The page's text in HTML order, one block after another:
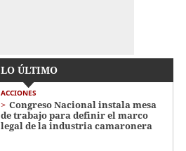
LO ÚLTIMO
ACCIONES
Congreso Nacional instala mesa
de trabajo para definir el marco
legal de la industria camaronera